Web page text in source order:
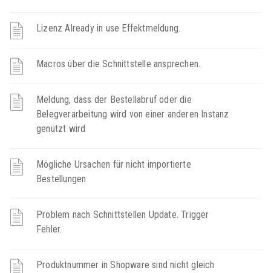
Lizenz Already in use Effektmeldung.
Macros über die Schnittstelle ansprechen.
Meldung, dass der Bestellabruf oder die
Belegverarbeitung wird von einer anderen Instanz
genutzt wird
Mögliche Ursachen für nicht importierte
Bestellungen
Problem nach Schnittstellen Update. Trigger
Fehler.
Produktnummer in Shopware sind nicht gleich